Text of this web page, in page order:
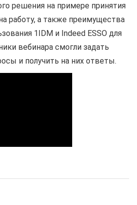
решения на примере принятия
работу, а также преимущества
1IDM и Indeed ESSO для
вебинара смогли задать
и получить на них ответы.